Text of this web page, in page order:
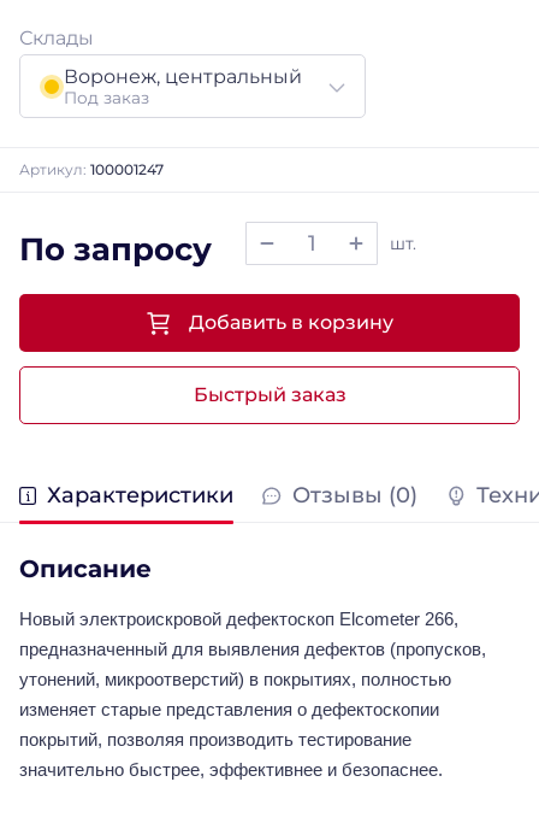
Склады
Воронеж, центральный
Под заказ
Артикул: 100001247
По запросу шт.
Быстрый заказ
Добавить в корзину
Характеристики Отзывы (0)
Описание
Новый электроискровой дефектоскоп Elcometer 266,
предназначенный для выявления дефектов (пропусков,
утонений, микроотверстий) в покрытиях, полностью
изменяет старые представления о дефектоскопии
покрытий, позволяя производить тестирование
значительно быстрее, эффективнее и безопаснее.